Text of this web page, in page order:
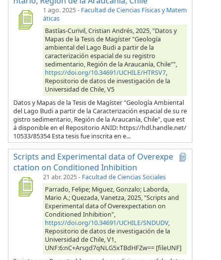
1 ago. 2025- Facultad de Ciencias Físicas y Matem
áticas
Bastías-Curivil, Cristian Andrés, 2025, "Datos y
Mapas de la Tesis de Magíster "Geología
ambiental del Lago Budi a partir de la
caracterización espacial de su registro
sedimentario, Región de la Araucanía, Chile"",
https://doi.org/10.34691/UCHILE/HTRSV7,
Repositorio de datos de investigación de la
Universidad de Chile, V5
Datos y Mapas de la Tesis de Magíster "Geología Ambiental
del Lago Budi a partir de la Caracterización espacial de su re
gistro sedimentario, Región de la Araucanía, Chile", que est
á disponible en el Repositorio ANID: https://hdl.handle.net/
10533/85354 Esta tesis fue inscrita en e...
Scripts and Experimental data of Overexpe
ctation on Conditioned Inhibition
21 abr. 2025- Facultad de Ciencias Sociales
Parrado, Felipe; Miguez, Gonzalo; Laborda,
Mario A.; Quezada, Vanetza, 2025, "Scripts and
Experimental data of Overexpectation on
Conditioned Inhibition",
https://doi.org/10.34691/UCHILE/SNDUDV,
Repositorio de datos de investigación de la
Universidad de Chile, V1,
UNF:6:nC+Arsgd7qNLG5xTBdHFZw== [fileUNF]